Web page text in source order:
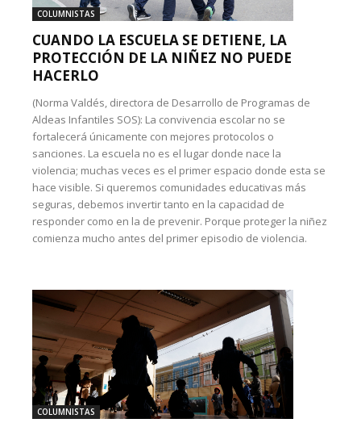
COLUMNISTAS
CUANDO LA ESCUELA SE DETIENE, LA
PROTECCIÓN DE LA NIÑEZ NO PUEDE
HACERLO
(Norma Valdés, directora de Desarrollo de Programas de
Aldeas Infantiles SOS): La convivencia escolar no se
fortalecerá únicamente con mejores protocolos o
sanciones. La escuela no es el lugar donde nace la
violencia; muchas veces es el primer espacio donde esta se
hace visible. Si queremos comunidades educativas más
seguras, debemos invertir tanto en la capacidad de
responder como en la de prevenir. Porque proteger la niñez
comienza mucho antes del primer episodio de violencia.
COLUMNISTAS